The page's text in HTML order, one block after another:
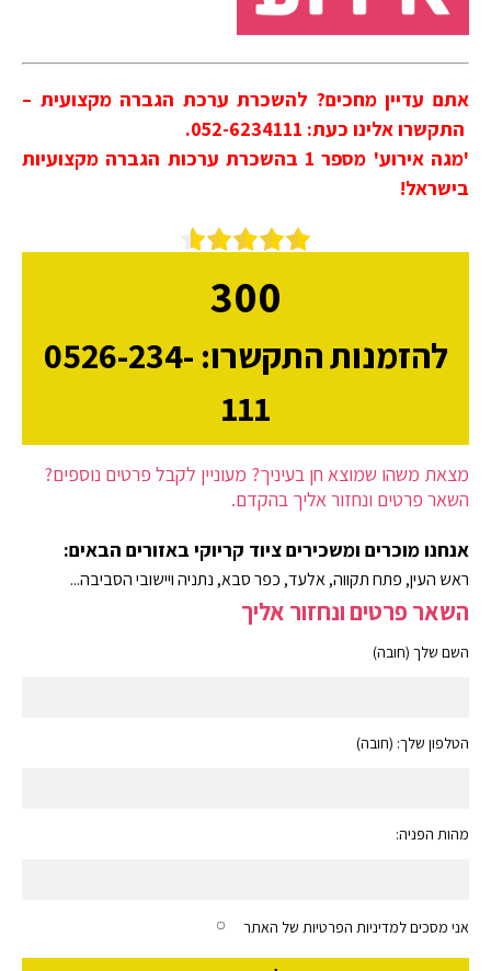
אתם עדיין מחכים? להשכרת ערכת הגברה מקצועית –
התקשרו אלינו כעת: 052-6234111.
'מגה אירוע' מספר 1 בהשכרת ערכות הגברה מקצועיות
בישראל!
300
להזמנות התקשרו: 0526-234-
111
מצאת משהו שמוצא חן בעיניך? מעוניין לקבל פרטים נוספים?
השאר פרטים ונחזור אליך בהקדם.
אנחנו מוכרים ומשכירים ציוד קריוקי באזורים הבאים:
ראש העין, פתח תקווה, אלעד, כפר סבא, נתניה ויישובי הסביבה...
השאר פרטים ונחזור אליך
השם שלך (חובה)
הטלפון שלך: (חובה)
מהות הפניה:
אני מסכים למדיניות הפרטיות של האתר